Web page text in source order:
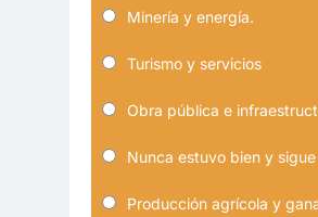
Minería y energía.
Turismo y servicios
Obra pública e
Nunca estuvo bien y
Producción agrícola y